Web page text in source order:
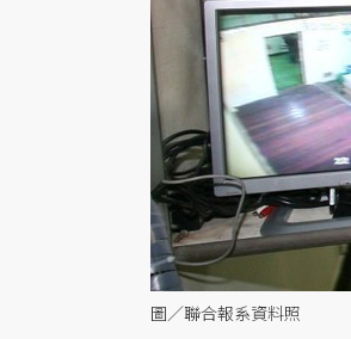
圖／聯合報系資料照